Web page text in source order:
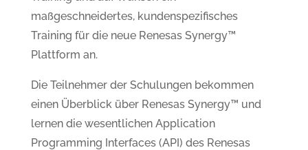
maßgeschneidertes, kundenspezifisches
Training für die neue Renesas Synergy™
Plattform an.
Die Teilnehmer der Schulungen bekommen
einen Überblick über Renesas Synergy™ und
lernen die wesentlichen Application
Programming Interfaces (API) des Renesas